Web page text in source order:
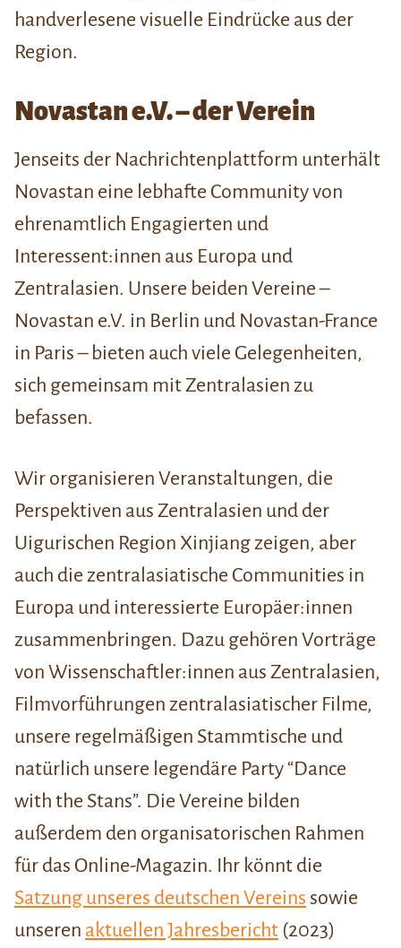
handverlesene visuelle Eindrücke aus der
Region.
Novastan e.V. – der Verein
Jenseits der Nachrichtenplattform unterhält
Novastan eine lebhafte Community von
ehrenamtlich Engagierten und
Interessent:innen aus Europa und
Zentralasien. Unsere beiden Vereine –
Novastan e.V. in Berlin und Novastan-France
in Paris – bieten auch viele Gelegenheiten,
sich gemeinsam mit Zentralasien zu
befassen.
Wir organisieren Veranstaltungen, die
Perspektiven aus Zentralasien und der
Uigurischen Region Xinjiang zeigen, aber
auch die zentralasiatische Communities in
Europa und interessierte Europäer:innen
zusammenbringen. Dazu gehören Vorträge
von Wissenschaftler:innen aus Zentralasien,
Filmvorführungen zentralasiatischer Filme,
unsere regelmäßigen Stammtische und
natürlich unsere legendäre Party “Dance
with the Stans”. Die Vereine bilden
außerdem den organisatorischen Rahmen
für das Online-Magazin. Ihr könnt die
Satzung unseres deutschen Vereins sowie
unseren aktuellen Jahresbericht (2023)